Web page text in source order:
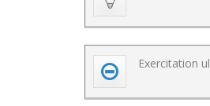
Exercitation